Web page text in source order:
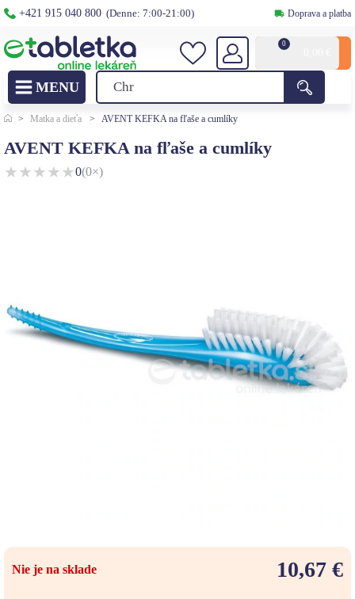
+421 915 040 800 (Denne: 7:00-21:00) Doprava a platba
0
> Matka a dieťa > AVENT KEFKA na fľaše a cumlíky
AVENT KEFKA na fľaše a cumlíky
★★★★★0(0×)
Nie je na sklade 10,67 €